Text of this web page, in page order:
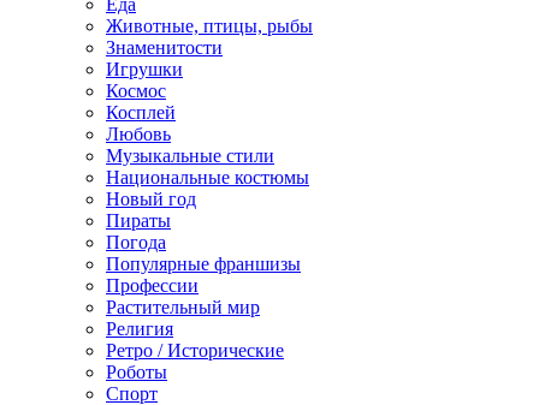
Еда
Животные, птицы, рыбы
Знаменитости
Игрушки
Космос
Косплей
Любовь
Музыкальные стили
Национальные костюмы
Новый год
Пираты
Погода
Популярные франшизы
Профессии
Растительный мир
Религия
Ретро / Исторические
Роботы
Спорт